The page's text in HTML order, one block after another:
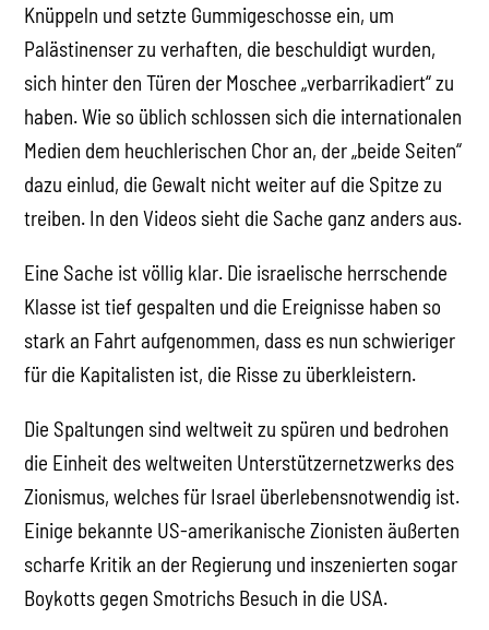
Knüppeln und setzte Gummigeschosse ein, um
Palästinenser zu verhaften, die beschuldigt wurden,
sich hinter den Türen der Moschee „verbarrikadiert“ zu
haben. Wie so üblich schlossen sich die internationalen
Medien dem heuchlerischen Chor an, der „beide Seiten“
dazu einlud, die Gewalt nicht weiter auf die Spitze zu
treiben. In den Videos sieht die Sache ganz anders aus.
Eine Sache ist völlig klar. Die israelische herrschende
Klasse ist tief gespalten und die Ereignisse haben so
stark an Fahrt aufgenommen, dass es nun schwieriger
für die Kapitalisten ist, die Risse zu überkleistern.
Die Spaltungen sind weltweit zu spüren und bedrohen
die Einheit des weltweiten Unterstützernetzwerks des
Zionismus, welches für Israel überlebensnotwendig ist.
Einige bekannte US-amerikanische Zionisten äußerten
scharfe Kritik an der Regierung und inszenierten sogar
Boykotts gegen Smotrichs Besuch in die USA.